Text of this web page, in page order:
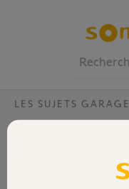
Volet
LES SUJETS GARAGE
Bonjour, j ai une porte de
fermer avec la